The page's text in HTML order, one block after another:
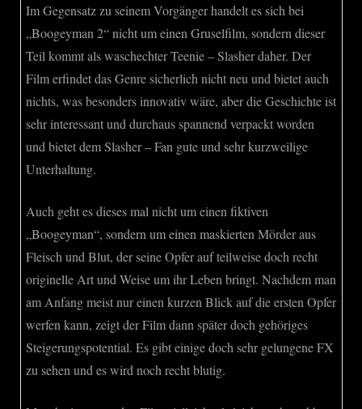
Im Gegensatz zu seinem Vorgänger handelt es sich bei
„Boogeyman 2“ nicht um einen Gruselfilm, sondern dieser
Teil kommt als waschechter Teenie – Slasher daher. Der
Film erfindet das Genre sicherlich nicht neu und bietet auch
nichts, was besonders innovativ wäre, aber die Geschichte ist
sehr interessant und durchaus spannend verpackt worden
und bietet dem Slasher – Fan gute und sehr kurzweilige
Unterhaltung.
Auch geht es dieses mal nicht um einen fiktiven
„Boogeyman“, sondern um einen maskierten Mörder aus
Fleisch und Blut, der seine Opfer auf teilweise doch recht
originelle Art und Weise um ihr Leben bringt. Nachdem man
am Anfang meist nur einen kurzen Blick auf die ersten Opfer
werfen kann, zeigt der Film dann später doch gehöriges
Steigerungspotential. Es gibt einige doch sehr gelungene FX
zu sehen und es wird noch recht blutig.